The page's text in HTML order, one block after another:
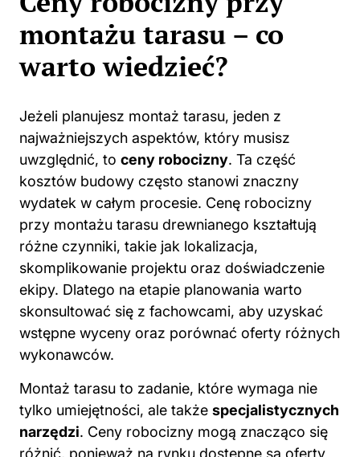
montażu tarasu – co
warto wiedzieć?
Jeżeli planujesz montaż tarasu, jeden z
najważniejszych aspektów, który musisz
uwzględnić, to ceny robocizny. Ta część
kosztów budowy często stanowi znaczny
wydatek w całym procesie. Cenę robocizny
przy montażu tarasu drewnianego kształtują
różne czynniki, takie jak lokalizacja,
skomplikowanie projektu oraz doświadczenie
ekipy. Dlatego na etapie planowania warto
skonsultować się z fachowcami, aby uzyskać
wstępne wyceny oraz porównać oferty różnych
wykonawców.
Montaż tarasu to zadanie, które wymaga nie
tylko umiejętności, ale także specjalistycznych
narzędzi. Ceny robocizny mogą znacząco się
różnić, ponieważ na rynku dostępne są oferty